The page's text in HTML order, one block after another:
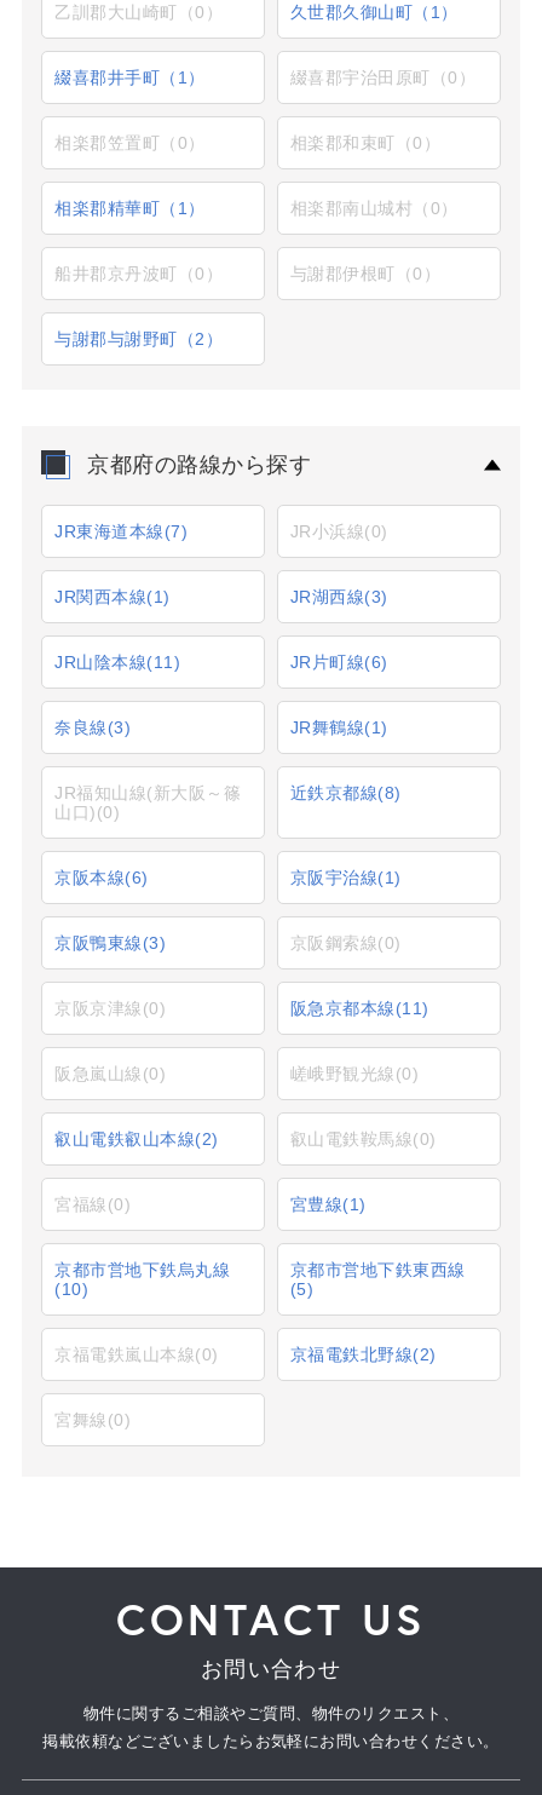
乙訓郡大山崎町（0） 久世郡久御山町（1）
綴喜郡井手町（1） 綴喜郡宇治田原町（0）
相楽郡笠置町（0） 相楽郡和束町（0）
相楽郡精華町（1） 相楽郡南山城村（0）
船井郡京丹波町（0） 与謝郡伊根町（0）
与謝郡与謝野町（2）
京都府の路線から探す
JR東海道本線(7) JR小浜線(0)
JR関西本線(1) JR湖西線(3)
JR山陰本線(11) JR片町線(6)
奈良線(3) JR舞鶴線(1)
JR福知山線(新大阪～篠
山口)(0)
近鉄京都線(8)
京阪本線(6) 京阪宇治線(1)
京阪鴨東線(3) 京阪鋼索線(0)
京阪京津線(0) 阪急京都本線(11)
阪急嵐山線(0) 嵯峨野観光線(0)
叡山電鉄叡山本線(2) 叡山電鉄鞍馬線(0)
宮福線(0) 宮豊線(1)
京都市営地下鉄烏丸線
(10)
京都市営地下鉄東西線
(5)
京福電鉄嵐山本線(0) 京福電鉄北野線(2)
宮舞線(0)
CONTACT US
お問い合わせ
物件に関するご相談やご質問、物件のリクエスト、
掲載依頼などございましたらお気軽にお問い合わせください。